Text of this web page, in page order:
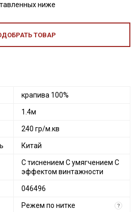
ниже
ТОВАР
крапива 100%
1.4м
240 гр/м.кв
Китай
С тиснением С умягчением С
эффектом винтажности
046496
Режем по нитке ?